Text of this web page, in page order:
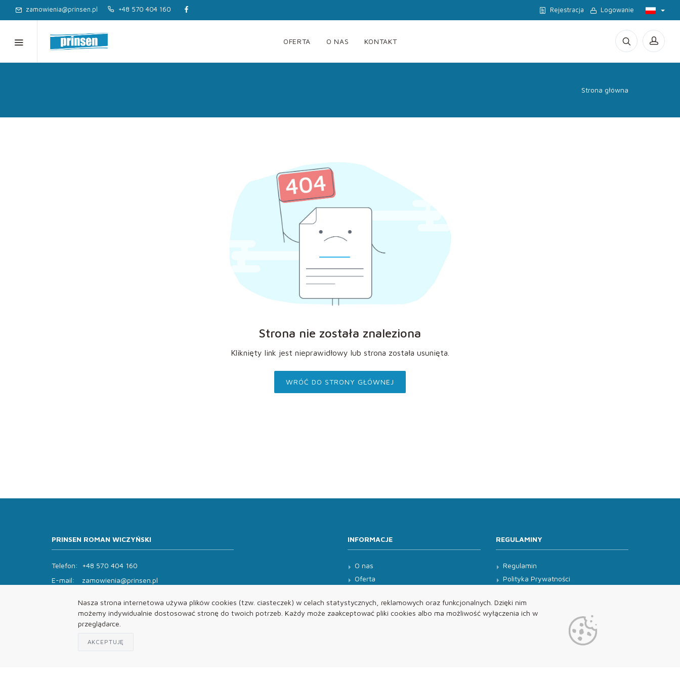
Nasza strona internetowa używa plików cookies (tzw. ciasteczek) w celach statystycznych, reklamowych oraz funkcjonalnych. Dzięki nim
możemy indywidualnie dostosować stronę do twoich potrzeb. Każdy może zaakceptować pliki cookies albo ma możliwość wyłączenia ich w
przeglądarce.
AKCEPTUJĘ
zamowienia@prinsen.pl +48 570 404 160 Rejestracja Logowanie
OFERTA O NAS KONTAKT
Strona główna
Strona nie została znaleziona
Kliknięty link jest nieprawidłowy lub strona została usunięta.
WRÓĆ DO STRONY GŁÓWNEJ
PRINSEN ROMAN WICZYŃSKI
Telefon:
+48 570 404 160
E-mail:
zamowienia@prinsen.pl
Pon - Pt: 8:00 - 14:00 Sob: zamknięte
INFORMACJE
O nas
Oferta
REGULAMINY
Regulamin
Polityka Prywatności